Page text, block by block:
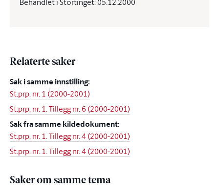
Relaterte saker
Sak i samme innstilling:
St.prp. nr. 1 (2000-2001)
St.prp. nr. 1. Tillegg nr. 6 (2000-2001)
Sak fra samme kildedokument:
St.prp. nr. 1. Tillegg nr. 4 (2000-2001)
St.prp. nr. 1. Tillegg nr. 4 (2000-2001)
Saker om samme tema